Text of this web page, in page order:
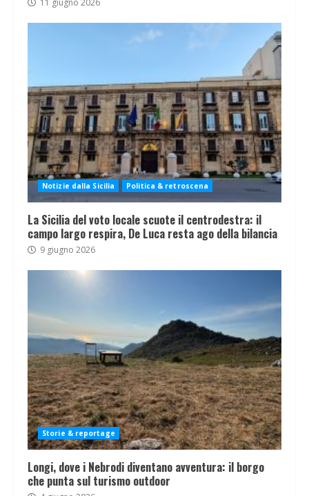
11 giugno 2026
Notizie dalla Sicilia Politica & retroscena
La Sicilia del voto locale scuote il centrodestra: il
campo largo respira, De Luca resta ago della bilancia
9 giugno 2026
Storie & reportage
Longi, dove i Nebrodi diventano avventura: il borgo
che punta sul turismo outdoor